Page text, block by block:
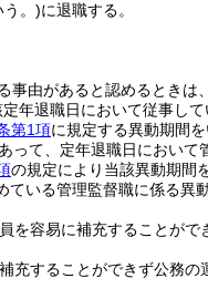
う。)に退職する。
由があると認めるときは、
年退職日において従事し
第1項に規定する異動期間
って、定年退職日において
の規定により当該異動期間
いる管理監督職に係る異
を容易に補充することがで
充することができず公務の